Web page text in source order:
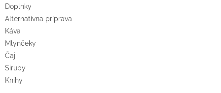
Doplnky
Alternatívna príprava
Káva
Mlynčeky
Čaj
Sirupy
Knihy